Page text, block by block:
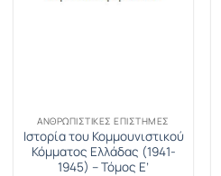
ΑΝΘΡΩΠΙΣΤΙΚΈΣ ΕΠΙΣΤΉΜΕΣ
Ιστορία του Κομμουνιστικού
Κόμματος Ελλάδας (1941-
1945) – Τόμος Ε’